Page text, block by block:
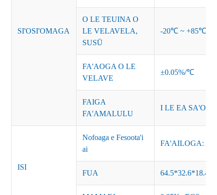
SI'OSI'OMAGA
O LE TEUINA O
LE VELAVELA,
SUSŪ
-20℃ ~ +85℃
FA'AOGA O LE
VELAVE
±0.05%/℃
FAIGA
FA'AMALULU
I LE EA
ISI
Nofoaga e Fesoota'i
ai
FA'AILOGA:
FUA